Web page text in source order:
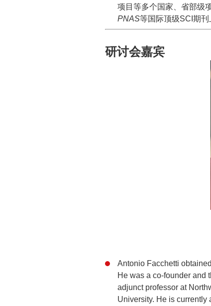
项目等多个国家、省部级
PNAS等国际顶级SCI期刊
研讨会嘉宾
Antonio Facchetti
He was a co-founder and
adjunct professor at
University. He is currently